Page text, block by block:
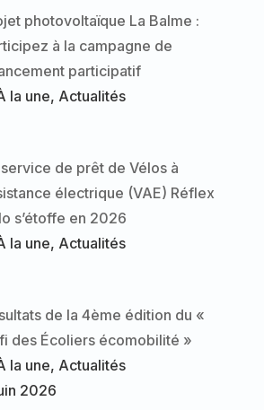
photovoltaïque La Balme :
à la campagne de
participatif
la une, Actualités
de prêt de Vélos à
électrique (VAE) Réflex
s’étoffe en 2026
la une, Actualités
de la 4ème édition du «
des Écoliers écomobilité »
la une, Actualités
2026